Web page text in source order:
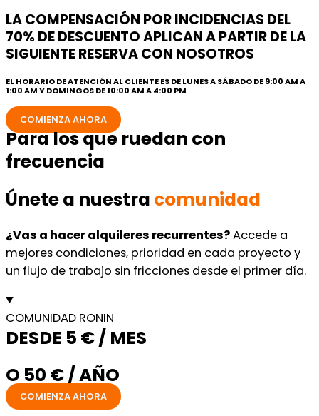
LA COMPENSACIÓN POR INCIDENCIAS DEL
70% DE DESCUENTO APLICAN A PARTIR DE LA
SIGUIENTE RESERVA CON NOSOTROS
EL HORARIO DE ATENCIÓN AL CLIENTE ES DE LUNES A SÁBADO DE 9:00 AM A
1:00 AM Y DOMINGOS DE 10:00 AM A 4:00 PM
COMIENZA AHORA
Para los que ruedan con
frecuencia
Únete a nuestra comunidad
¿Vas a hacer alquileres recurrentes?Accede a
mejores condiciones, prioridad en cada proyecto y
un flujo de trabajo sin fricciones desde el primer día.
COMUNIDAD RONIN
DESDE 5 € / MES
O 50 € / AÑO
COMIENZA AHORA